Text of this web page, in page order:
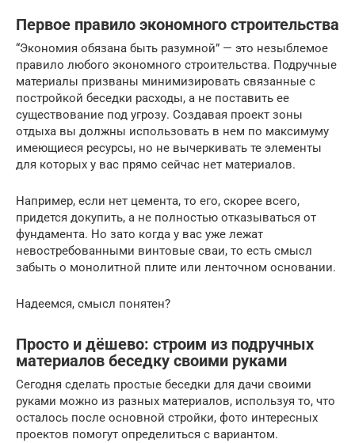
Первое правило экономного строительства
“Экономия обязана быть разумной” — это незыблемое
правило любого экономного строительства. Подручные
материалы призваны минимизировать связанные с
постройкой беседки расходы, а не поставить ее
существование под угрозу. Создавая проект зоны
отдыха вы должны использовать в нем по максимуму
имеющиеся ресурсы, но не вычеркивать те элементы
для которых у вас прямо сейчас нет материалов.
Например, если нет цемента, то его, скорее всего,
придется докупить, а не полностью отказываться от
фундамента. Но зато когда у вас уже лежат
невостребованными винтовые сваи, то есть смысл
забыть о монолитной плите или ленточном основании.
Надеемся, смысл понятен?
Просто и дёшево: строим из подручных
материалов беседку своими руками
Сегодня сделать простые беседки для дачи своими
руками можно из разных материалов, используя то, что
осталось после основной стройки, фото интересных
проектов помогут определиться с вариантом.